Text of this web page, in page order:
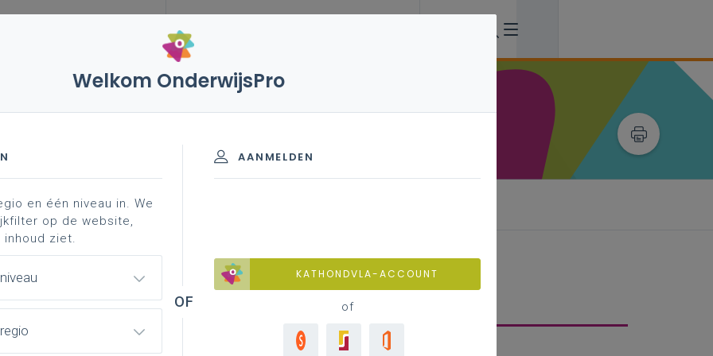
beperking
meer weten?
Onderwijsaanbod
is verscheiden. Ze
Welkom OnderwijsPro
AANMELDEN
KATHONDVLA-ACCOUNT
of
en één niveau in. We
op de website,
ziet.